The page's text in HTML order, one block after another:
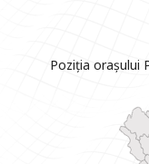
Poziția orașului